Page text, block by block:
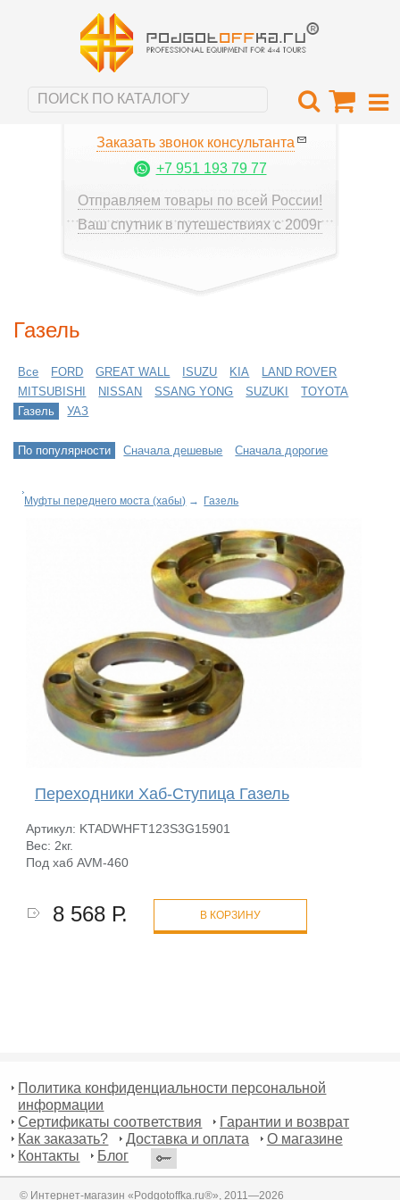
Заказать звонок консультанта
+7 951 193 79 77
Отправляем товары по всей России!
Ваш спутник в путешествиях с 2009г
Газель
Все FORD GREAT WALL ISUZU KIA
LAND ROVER
MITSUBISHI
NISSAN SSANG YONG SUZUKI
TOYOTA
Газель
УАЗ
По популярности Сначала дешевые Сначала дорогие
Муфты переднего моста (хабы) → Газель
Переходники Хаб-Ступица Газель
Артикул: KTADWHFT123S3G15901
Вес: 2кг.
Под хаб AVM-460
8 568 Р. В КОРЗИНУ
Политика конфиденциальности персональной
информации
Сертификаты соответствия
Гарантии и возврат
Как заказать?
Доставка и оплата
О магазине
Контакты
Блог
© Интернет-магазин «Podgotoffka.ru®», 2011—2026